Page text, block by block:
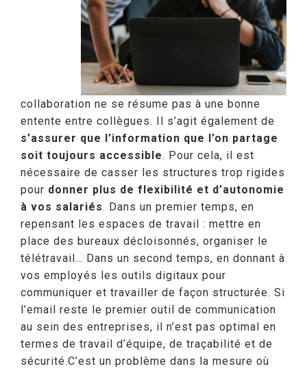
collaboration ne se résume pas à une bonne
entente entre collègues. Il s’agit également de
s’assurer que l’information que l’on partage
soit toujours accessible. Pour cela, il est
nécessaire de casser les structures trop rigides
pour donner plus de flexibilité et d’autonomie
à vos salariés. Dans un premier temps, en
repensant les espaces de travail : mettre en
place des bureaux décloisonnés, organiser le
télétravail… Dans un second temps, en donnant à
vos employés les outils digitaux pour
communiquer et travailler de façon structurée. Si
l’email reste le premier outil de communication
au sein des entreprises, il n’est pas optimal en
termes de travail d’équipe, de traçabilité et de
sécurité.C’est un problème dans la mesure où